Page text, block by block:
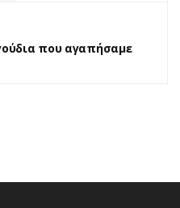
που αγαπήσαμε
αυτό το καλοκαίρι;
μεσημέρια, έρχεται
σου ψάχνει